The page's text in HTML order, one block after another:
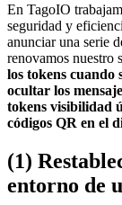
En TagoIO
seguridad y
anunciar una serie
renovamos nuestro
los tokens cuando
ocultar los
tokens visibilidad
códigos QR en el
(1)
entorno de